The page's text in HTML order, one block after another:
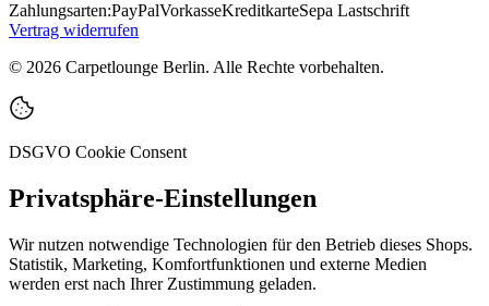
Zahlungsarten:PayPalVorkasseKreditkarteSepa Lastschrift
Vertrag widerrufen
© 2026 Carpetlounge Berlin. Alle Rechte vorbehalten.
DSGVO Cookie Consent
Privatsphäre-Einstellungen
Wir nutzen notwendige Technologien für den Betrieb dieses Shops.
Statistik, Marketing, Komfortfunktionen und externe Medien
werden erst nach Ihrer Zustimmung geladen.